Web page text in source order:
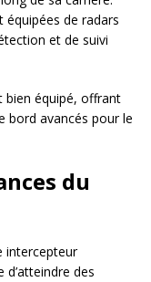
équipées de radars
et de suivi
bien équipé, offrant
bord avancés pour le
du
intercepteur
des